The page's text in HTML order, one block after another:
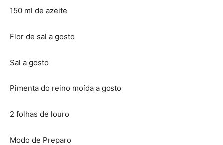
150 ml de azeite
Flor de sal a gosto
Sal a gosto
Pimenta do reino moída a gosto
2 folhas de louro
Modo de Preparo